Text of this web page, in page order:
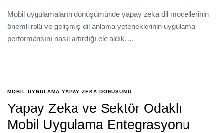
Mobil uygulamaların dönüşümünde yapay zeka dil modellerinin
önemli rolü ve gelişmiş dil anlama yeteneklerinin uygulama
performansını nasıl artırdığı ele aldık.…
MOBIL UYGULAMA YAPAY ZEKA DÖNÜŞÜMÜ
Yapay Zeka ve Sektör Odaklı
Mobil Uygulama Entegrasyonu